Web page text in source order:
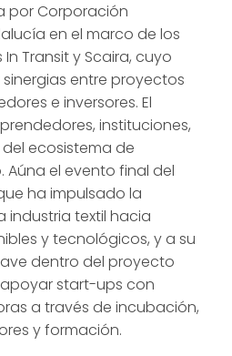
por Corporación
en el marco de los
Transit y Scaira, cuyo
entre proyectos
e inversores. El
instituciones,
ecosistema de
el evento final del
ha impulsado la
industria textil hacia
y tecnológicos, y a su
dentro del proyecto
start-ups con
a través de incubación,
y formación.